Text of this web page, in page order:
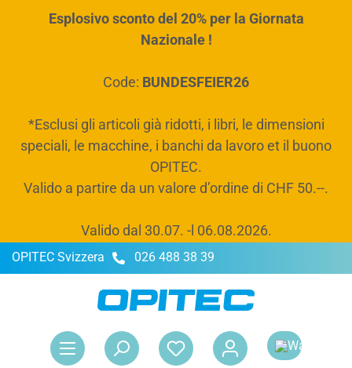
principale
Esplosivo sconto del 20% per la Giornata
Nazionale !
Code: BUNDESFEIER26
*Esclusi gli articoli già ridotti, i libri, le dimensioni
speciali, le macchine, i banchi da lavoro et il buono
OPITEC.
Valido a partire da un valore d’ordine di CHF 50.--.
Valido dal 30.07. -l 06.08.2026.
OPITEC Svizzera 026 488 38 39